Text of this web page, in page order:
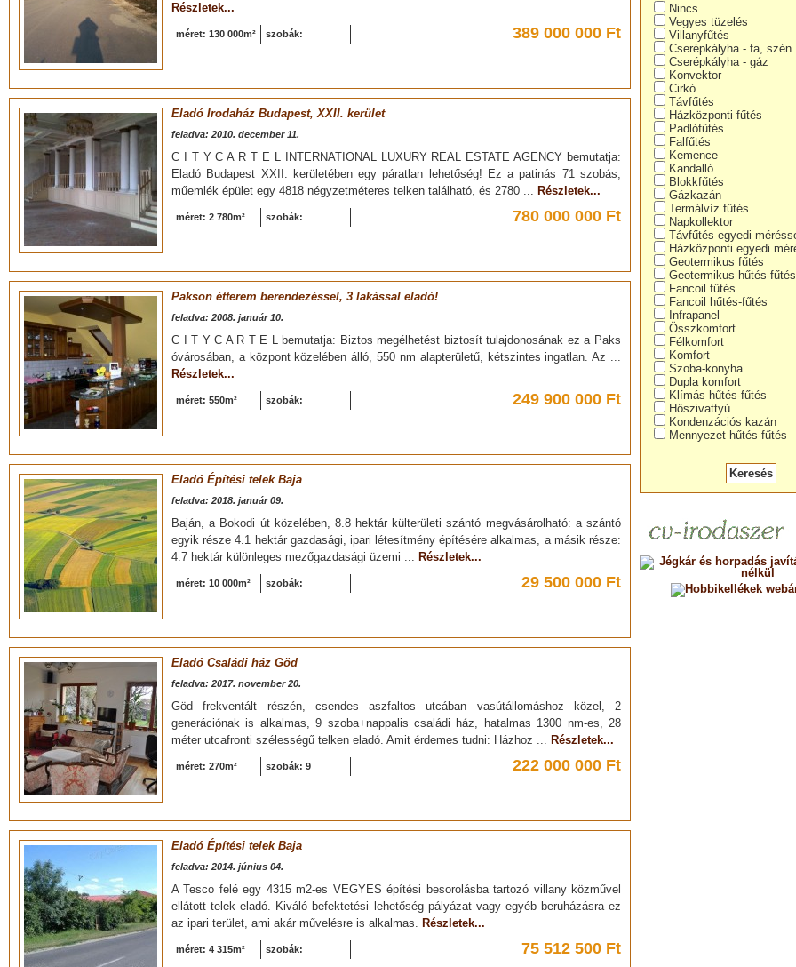
Nincs
Vegyes tüzelés
Villanyfűtés
Cserépkályha - fa, szén
Cserépkályha - gáz
Konvektor
Cirkó
Távfűtés
Házközponti fűtés
Padlófűtés
Falfűtés
Kemence
Kandalló
Blokkfűtés
Gázkazán
Termálvíz fűtés
Napkollektor
Távfűtés egyedi
Házközponti egyedi
Geotermikus fűtés
Geotermikus hűtés-fűtés
Fancoil fűtés
Fancoil hűtés-fűtés
Infrapanel
Összkomfort
Félkomfort
Komfort
Szoba-konyha
Dupla komfort
Klímás hűtés-fűtés
Hőszivattyú
Kondenzációs kazán
Mennyezet hűtés-fűtés
Részletek...
méret: 130 000m² szobák: 389 000 000 Ft
Eladó Irodaház Budapest, XXII. kerület
feladva: 2010. december 11.
C I T Y C A R T E L INTERNATIONAL LUXURY REAL ESTATE AGENCY bemutatja:
Eladó Budapest XXII. kerületében egy páratlan lehetőség! Ez a patinás 71 szobás,
műemlék épület egy 4818 négyzetméteres telken található, és 2780 ... Részletek...
méret: 2 780m² szobák: 780 000 000 Ft
Pakson étterem berendezéssel, 3 lakással eladó!
feladva: 2008. január 10.
C I T Y C A R T E L bemutatja: Biztos megélhetést biztosít tulajdonosának ez a Paks
óvárosában, a központ közelében álló, 550 nm alapterületű, kétszintes ingatlan. Az ...
Részletek...
méret: 550m² szobák: 249 900 000 Ft
Eladó Építési telek Baja
feladva: 2018. január 09.
Baján, a Bokodi út közelében, 8.8 hektár külterületi szántó megvásárolható: a szántó
egyik része 4.1 hektár gazdasági, ipari létesítmény építésére alkalmas, a másik része:
4.7 hektár különleges mezőgazdasági üzemi ... Részletek...
méret: 10 000m² szobák: 29 500 000 Ft
Eladó Családi ház Göd
feladva: 2017. november 20.
Göd frekventált részén, csendes aszfaltos utcában vasútállomáshoz közel, 2
generációnak is alkalmas, 9 szoba+nappalis családi ház, hatalmas 1300 nm-es, 28
méter utcafronti szélességű telken eladó. Amit érdemes tudni: Házhoz ... Részletek...
méret: 270m² szobák: 9 222 000 000 Ft
Eladó Építési telek Baja
feladva: 2014. június 04.
A Tesco felé egy 4315 m2-es VEGYES építési besorolásba tartozó villany közművel
ellátott telek eladó. Kiváló befektetési lehetőség pályázat vagy egyéb beruházásra ez
az ipari terület, ami akár művelésre is alkalmas. Részletek...
méret: 4 315m² szobák: 75 512 500 Ft